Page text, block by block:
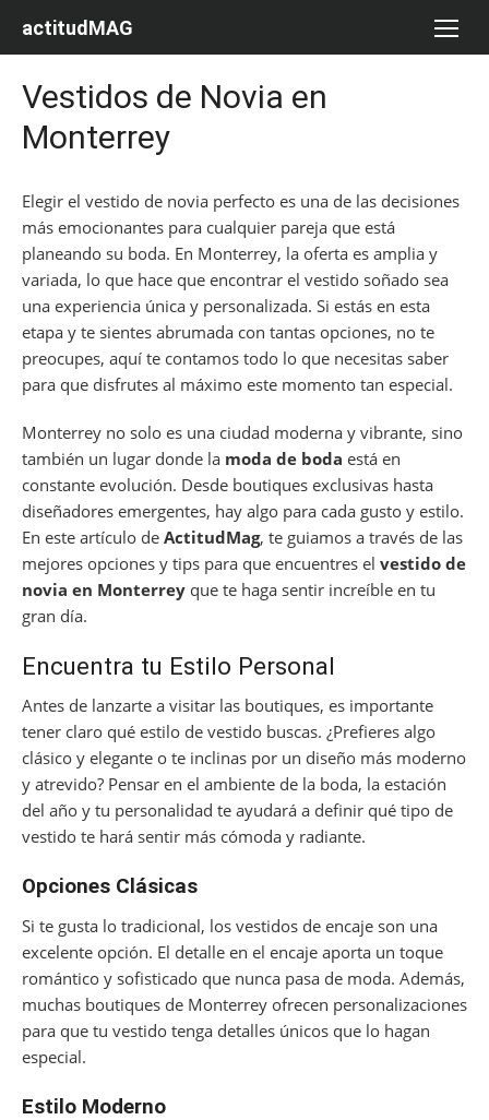
actitudMAG
Vestidos de Novia en
Monterrey
Elegir el vestido de novia perfecto es una de las decisiones
más emocionantes para cualquier pareja que está
planeando su boda. En Monterrey, la oferta es amplia y
variada, lo que hace que encontrar el vestido soñado sea
una experiencia única y personalizada. Si estás en esta
etapa y te sientes abrumada con tantas opciones, no te
preocupes, aquí te contamos todo lo que necesitas saber
para que disfrutes al máximo este momento tan especial.
Monterrey no solo es una ciudad moderna y vibrante, sino
también un lugar donde la moda de boda está en
constante evolución. Desde boutiques exclusivas hasta
diseñadores emergentes, hay algo para cada gusto y estilo.
En este artículo de ActitudMag, te guiamos a través de las
mejores opciones y tips para que encuentres el vestido de
novia en Monterrey que te haga sentir increíble en tu
gran día.
Encuentra tu Estilo Personal
Antes de lanzarte a visitar las boutiques, es importante
tener claro qué estilo de vestido buscas. ¿Prefieres algo
clásico y elegante o te inclinas por un diseño más moderno
y atrevido? Pensar en el ambiente de la boda, la estación
del año y tu personalidad te ayudará a definir qué tipo de
vestido te hará sentir más cómoda y radiante.
Opciones Clásicas
Si te gusta lo tradicional, los vestidos de encaje son una
excelente opción. El detalle en el encaje aporta un toque
romántico y sofisticado que nunca pasa de moda. Además,
muchas boutiques de Monterrey ofrecen personalizaciones
para que tu vestido tenga detalles únicos que lo hagan
especial.
Estilo Moderno